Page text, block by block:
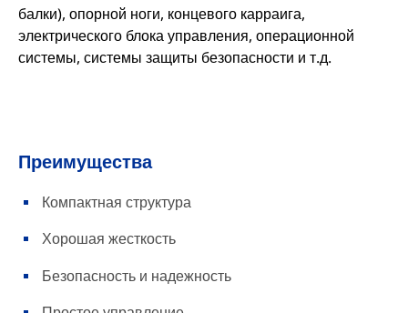
балки), опорной ноги, концевого карраига,
электрического блока управления, операционной
системы, системы защиты безопасности и т.д.
Преимущества
Компактная структура
Хорошая жесткость
Безопасность и надежность